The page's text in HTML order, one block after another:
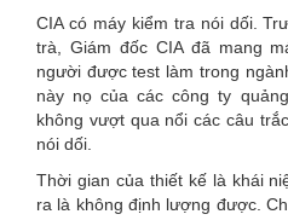
CIA có máy kiểm tra nói dối.
trà, Giám đốc CIA đã mang
người được test làm trong
này nọ của các công ty
không vượt qua nổi các câu
nói dối.
Thời gian của thiết kế là khái
ra là không định lượng được.